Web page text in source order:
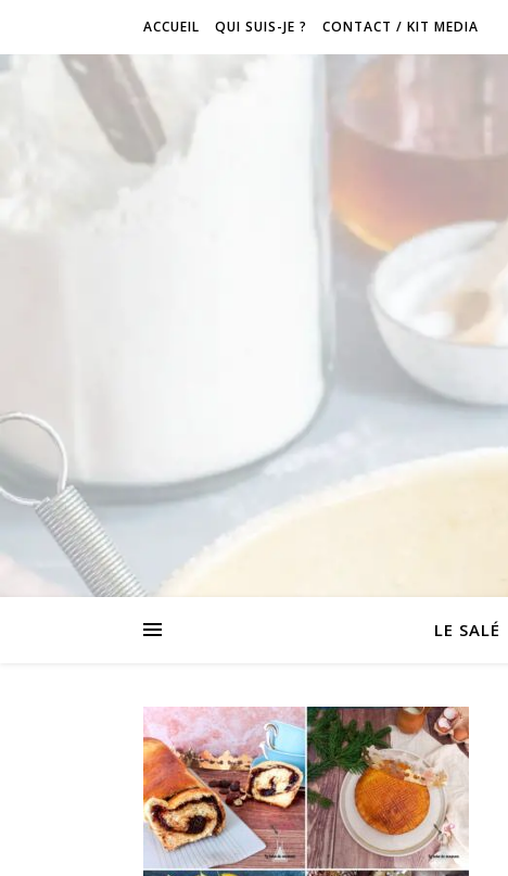
ACCUEIL QUI SUIS-JE ? CONTACT / KIT MEDIA
LE SALÉ